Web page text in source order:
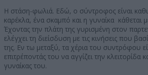
Η στάση-φωλιά. Εδώ, ο σύντροφος είναι
καρέκλα, ένα σκαμπό και η γυναίκα κάθεται
Έχοντας την πλάτη της γυρισμένη στον
ελέγχει τη διείσδυση με τις κινήσεις που
της. Εν τω μεταξύ, τα χέρια του συντρόφου
επιτρέποντάς του να αγγίζει την κλειτορίδα
γυναίκας του.